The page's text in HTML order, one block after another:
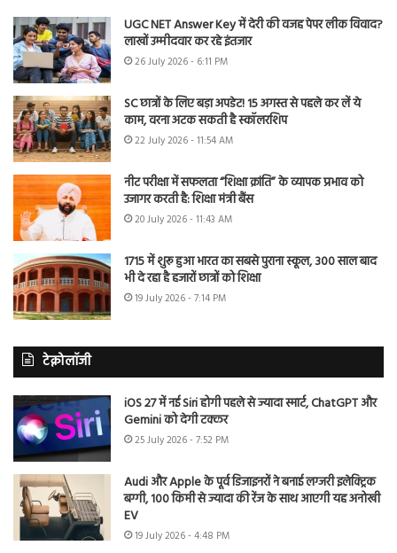
UGC NET Answer Key में देरी की वजह पेपर लीक विवाद?
लाखों उम्मीदवार कर रहे इंतजार
26 July 2026 - 6:11 PM
SC छात्रों के लिए बड़ा अपडेट! 15 अगस्त से पहले कर लें ये
काम, वरना अटक सकती है स्कॉलरशिप
22 July 2026 - 11:54 AM
नीट परीक्षा में सफलता “शिक्षा क्रांति” के व्यापक प्रभाव को
उजागर करती है: शिक्षा मंत्री बैंस
20 July 2026 - 11:43 AM
1715 में शुरू हुआ भारत का सबसे पुराना स्कूल, 300 साल बाद
भी दे रहा है हजारों छात्रों को शिक्षा
19 July 2026 - 7:14 PM
टेक्नोलॉजी
iOS 27 में नई Siri होगी पहले से ज्यादा स्मार्ट, ChatGPT और
Gemini को देगी टक्कर
25 July 2026 - 7:52 PM
Audi और Apple के पूर्व डिजाइनरों ने बनाई लग्जरी इलेक्ट्रिक
बग्गी, 100 किमी से ज्यादा की रेंज के साथ आएगी यह अनोखी
EV
19 July 2026 - 4:48 PM